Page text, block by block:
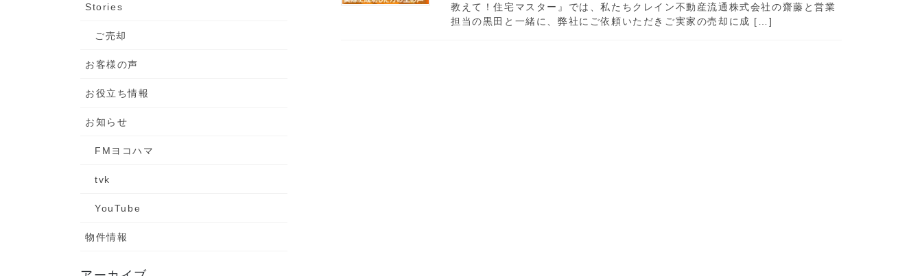
教えて！住宅マスター』では、私たちクレイン不動産流通株式会社の齋藤と営業
担当の黒田と一緒に、弊社にご依頼いただきご実家の売却に成 […]
Stories
ご売却
お客様の声
お役立ち情報
お知らせ
FMヨコハマ
tvk
YouTube
物件情報